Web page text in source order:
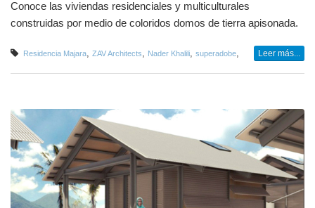
Conoce las viviendas residenciales y multiculturales
construidas por medio de coloridos domos de tierra apisonada.
Residencia Majara, ZAV Architects, Nader Khalili, superadobe, Leer más...